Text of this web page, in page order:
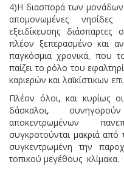
4)Η διασπορά των μονάδων
απομονωμένες
εξειδίκευσης
πλέον ξεπερασμένο και
παγκόσμια χρονικά, που
παίζει το ρόλο του
καριερών και λαϊκίστικων
Πλέον όλοι, και κυρίως οι
δάσκαλοι,
αποκεντρωμένων
συγκροτούνται μακριά από
συγκεντρωμένη την
τοπικού μεγέθους κλίμακα.